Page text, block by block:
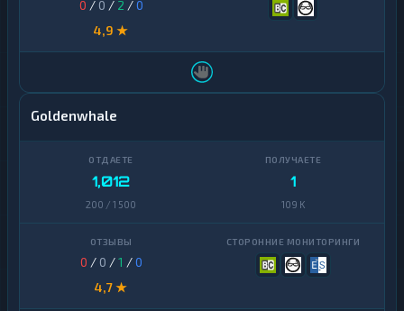
0 / 0 / 2 /0
4,9 ★
Goldenwhale
1,012
200 / 1 500
1
109 K
0 / 0 /1 /0
4,7 ★